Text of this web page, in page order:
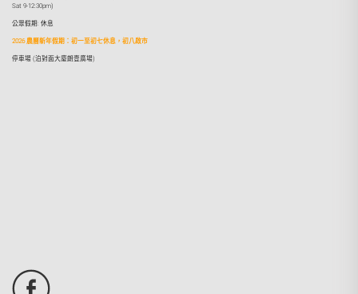
Sat 9-12:30pm)
公眾假期: 休息
2026 農曆新年假期：初一至初七休息，初八啟市
停車場 (泊對面大廈朗壹廣場)